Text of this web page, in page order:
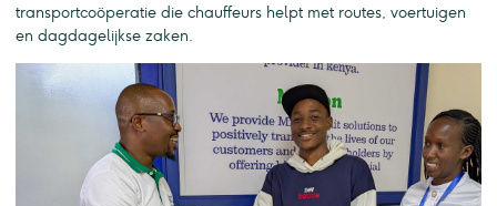
transportcoöperatie die chauffeurs helpt met routes, voertuigen
en dagdagelijkse zaken.